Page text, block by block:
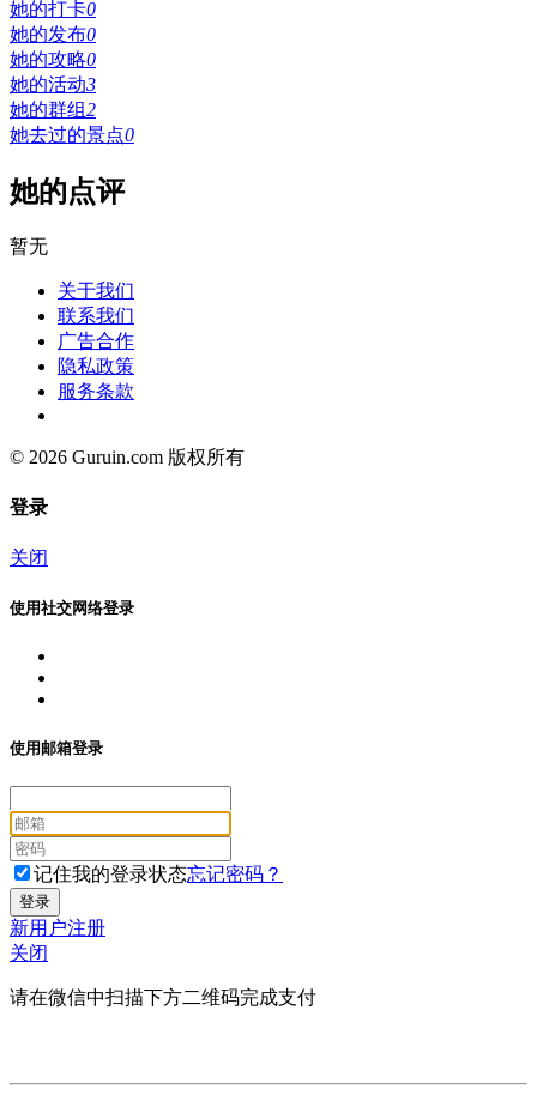
她的打卡0
她的发布0
她的攻略0
她的活动3
她的群组2
她去过的景点0
她的点评
暂无
关于我们
联系我们
广告合作
隐私政策
服务条款
© 2026 Guruin.com 版权所有
登录
关闭
使用社交网络登录
使用邮箱登录
记住我的登录状态忘记密码？
新用户注册
关闭
请在微信中扫描下方二维码完成支付